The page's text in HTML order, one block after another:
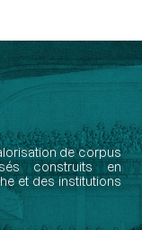
de corpus
construits en
et des institutions